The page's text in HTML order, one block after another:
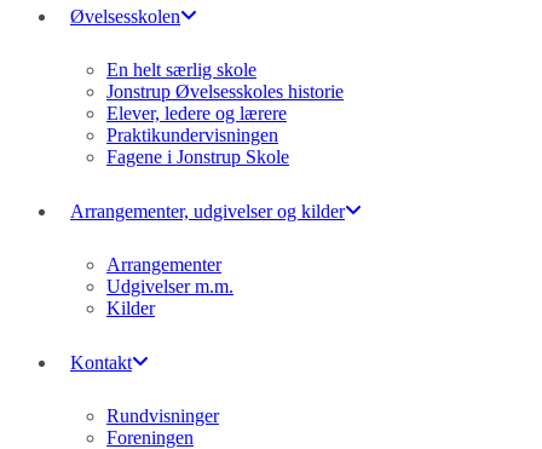
Øvelsesskolen
En helt særlig skole
Jonstrup Øvelsesskoles historie
Elever, ledere og lærere
Praktikundervisningen
Fagene i Jonstrup Skole
Arrangementer, udgivelser og kilder
Arrangementer
Udgivelser m.m.
Kilder
Kontakt
Rundvisninger
Foreningen